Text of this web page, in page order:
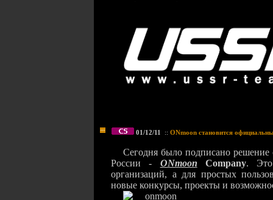
01/12/11 :: ONmoon становится
Сегодня было подписано
России - ONmoon Company. Это
организаций, а для простых
новые конкурсы, проекты и